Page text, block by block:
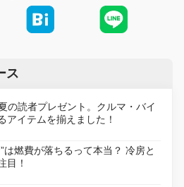
ス
の読者プレゼント。クルマ・バイ
アイテムを揃えました！
は燃費が落ちるって本当？ 冷房と
目！